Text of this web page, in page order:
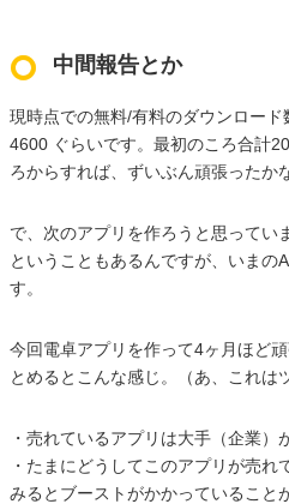
中間報告とか
現時点での無料/有料のダウンロー
4600 ぐらいです。最初のころ合計
ろからすれば、ずいぶん頑張ったか
で、次のアプリを作ろうと思ってい
ということもあるんですが、いまの
す。
今回電卓アプリを作って4ヶ月ほど
とめるとこんな感じ。（あ、これは
・売れているアプリは大手（企業）
・たまにどうしてこのアプリが売
みるとブーストがかかっていること